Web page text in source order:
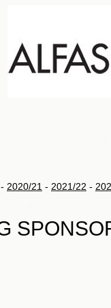
- 2020/21 - 2021/22 -